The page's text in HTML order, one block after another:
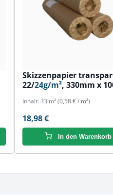
Skizzenpapier
22/24g/m², 330mm x
Inhalt: 33 m²(0,58 € / m²)
18,98 €
In den Warenkorb